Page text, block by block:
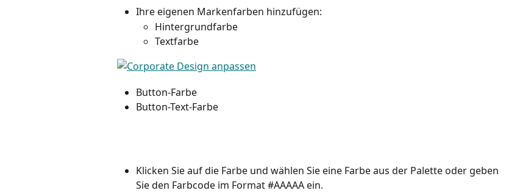
Ihre eigenen Markenfarben hinzufügen:
Hintergrundfarbe
Textfarbe
Button-Farbe
Button-Text-Farbe
Klicken Sie auf die Farbe und wählen Sie eine Farbe aus der Palette oder geben
Sie den Farbcode im Format #AAAAA ein.